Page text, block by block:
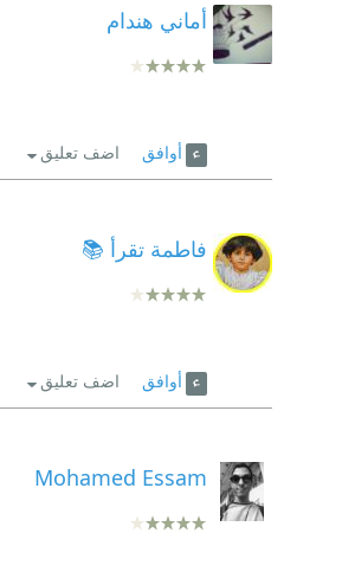
أماني هندام
أوافق اضف تعليق
فاطمة تقرأ 📚
أوافق اضف تعليق
Mohamed Essam